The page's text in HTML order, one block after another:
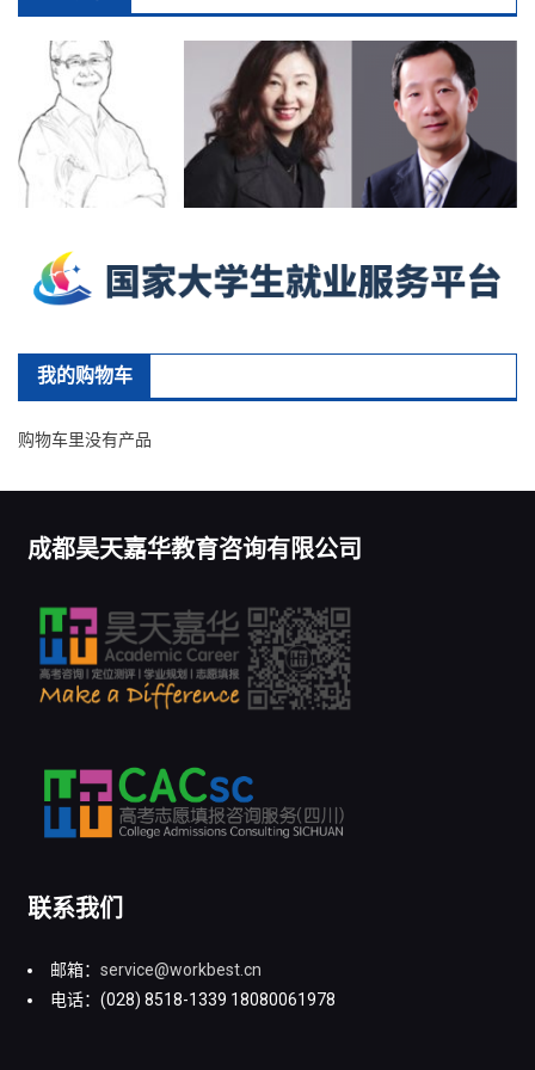
我的购物车
购物车里没有产品
成都昊天嘉华教育咨询有限公司
联系我们
邮箱： service@workbest.cn
电话：(028) 8518-1339 18080061978